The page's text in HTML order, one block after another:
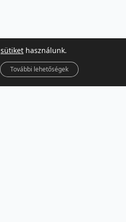
sütiket használunk.
További lehetőségek